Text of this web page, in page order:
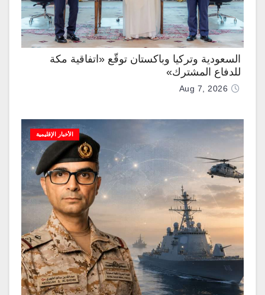
السعودية وتركيا وباكستان توقّع «اتفاقية مكة
للدفاع المشترك»
Aug 7, 2026
الأخبار الإقليمية